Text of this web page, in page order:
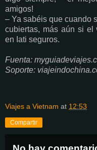
amigos!
– Ya sabéis que cuando
cubiertas, más aún si el
en Iati seguros.
Fuenta:
Soporte:
Viajes a Vietnam at 12:53
Compartir